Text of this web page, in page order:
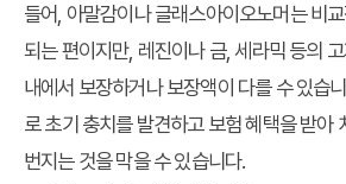
들어, 아말감이나 글래스아이오노머는 비
되는 편이지만, 레진이나 금, 세라믹 등의
내에서 보장하거나 보장액이 다를 수 있습
로 초기 충치를 발견하고 보험 혜택을 받아
번지는 것을 막을 수 있습니다.